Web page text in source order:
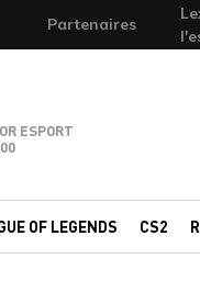
Partenaires
ESPORT
OF LEGENDS CS2